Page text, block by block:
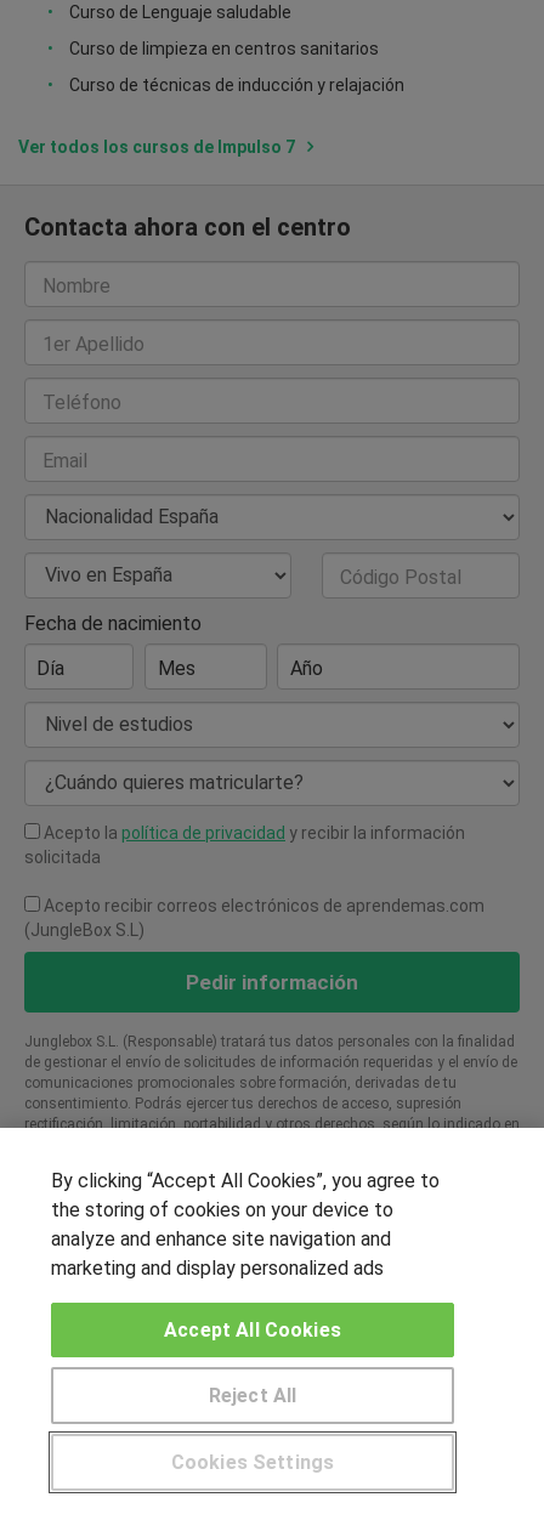
Curso de Lenguaje saludable
Curso de limpieza en centros sanitarios
Curso de técnicas de inducción y relajación
Ver todos los cursos de Impulso 7
Contacta ahora con el centro
Nombre
1er Apellido
Teléfono
Email
Nacionalidad
País de Residencia
Código Postal
Fecha de nacimiento
Día
Mes Año
Nivel de estudios
¿Cuándo quieres matricularte?
Acepto la política de privacidad y recibir la información
solicitada
Acepto recibir correos electrónicos de aprendemas.com
(JungleBox S.L)
Pedir información
Junglebox S.L. (Responsable) tratará tus datos personales con la finalidad
de gestionar el envío de solicitudes de información requeridas y el envío de
comunicaciones promocionales sobre formación, derivadas de tu
consentimiento. Podrás ejercer tus derechos de acceso, supresión
rectificación, limitación, portabilidad y otros derechos, según lo indicado en
Cursos que te pueden interesar
Católica de Ávila
Curso de director de
Seguridad Privada
Sobre este curso
dimensionado de
instalaciones de
un caso práctico y desde
el punto de vista del
ahorro energético
Sobre este curso
Pide más información al centro
¿Tienes alguna duda? 900 264 357
By clicking “Accept All Cookies”, you agree to
the storing of cookies on your device to
analyze and enhance site navigation and
marketing and display personalized ads
Cookies Settings
Reject All
Accept All Cookies